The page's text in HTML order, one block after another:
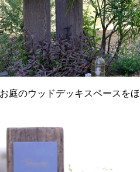
庭のウッドデッキスペースをほ